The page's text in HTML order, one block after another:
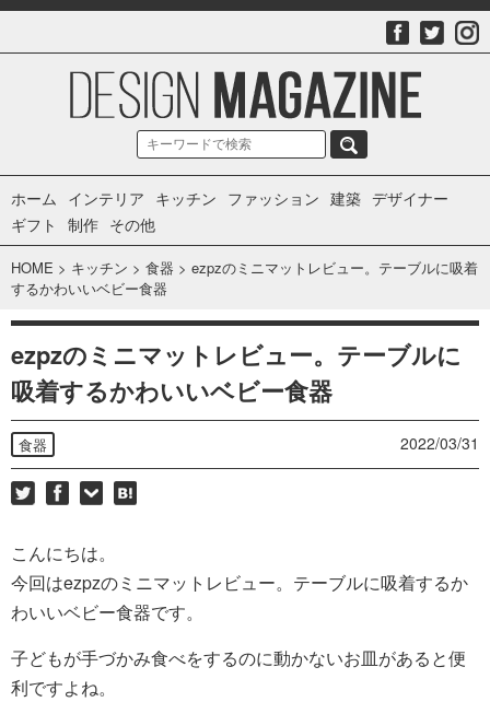
ホーム インテリア キッチン ファッション 建築 デザイナー
ギフト
制作 その他
HOME > キッチン > 食器 > ezpzのミニマットレビュー。テーブルに吸着
するかわいいベビー食器
ezpzのミニマットレビュー。テーブルに
吸着するかわいいベビー食器
食器 2022/03/31
こんにちは。
今回はezpzのミニマットレビュー。テーブルに吸着するか
わいいベビー食器です。
子どもが手づかみ食べをするのに動かないお皿があると便
利ですよね。